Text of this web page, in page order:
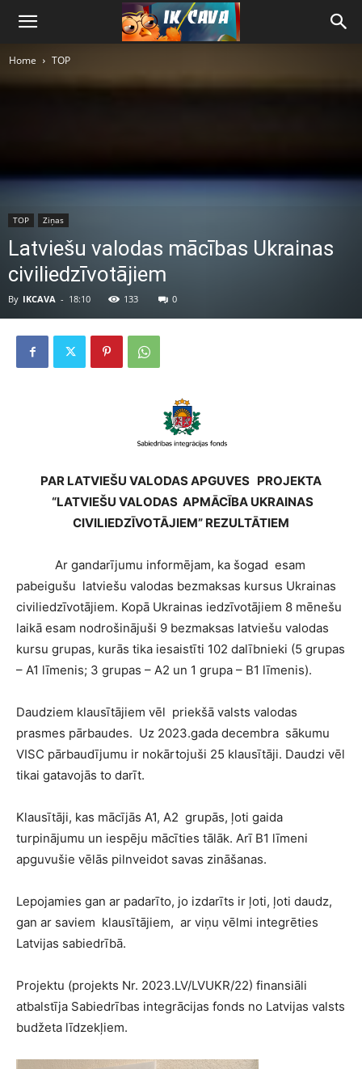
Home TOP
TOP Ziņas
Latviešu valodas mācības Ukrainas
civiliedzīvotājiem
By IKCAVA - 18:10 133 0
PAR LATVIEŠU VALODAS APGUVES PROJEKTA
“LATVIEŠU VALODAS APMĀCĪBA UKRAINAS
CIVILIEDZĪVOTĀJIEM” REZULTĀTIEM
Ar gandarījumu informējam, ka šogad esam
pabeigušu latviešu valodas bezmaksas kursus Ukrainas
civiliedzīvotājiem. Kopā Ukrainas iedzīvotājiem 8 mēnešu
laikā esam nodrošinājuši 9 bezmaksas latviešu valodas
kursu grupas, kurās tika iesaistīti 102 dalībnieki (5 grupas
– A1 līmenis; 3 grupas – A2 un 1 grupa – B1 līmenis).
Daudziem klausītājiem vēl priekšā valsts valodas
prasmes pārbaudes. Uz 2023.gada decembra sākumu
VISC pārbaudījumu ir nokārtojuši 25 klausītāji. Daudzi vēl
tikai gatavojās to darīt.
Klausītāji, kas mācījās A1, A2 grupās, ļoti gaida
turpinājumu un iespēju mācīties tālāk. Arī B1 līmeni
apguvušie vēlās pilnveidot savas zināšanas.
Lepojamies gan ar padarīto, jo izdarīts ir ļoti, ļoti daudz,
gan ar saviem klausītājiem, ar viņu vēlmi integrēties
Latvijas sabiedrībā.
Projektu (projekts Nr. 2023.LV/LVUKR/22) finansiāli
atbalstīja Sabiedrības integrācijas fonds no Latvijas valsts
budžeta līdzekļiem.